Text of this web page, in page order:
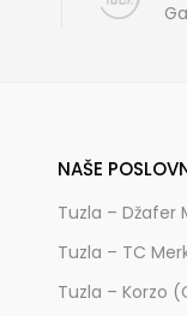
NAŠE
Tuzla – Džafer
Tuzla – TC
Tuzla – Korzo